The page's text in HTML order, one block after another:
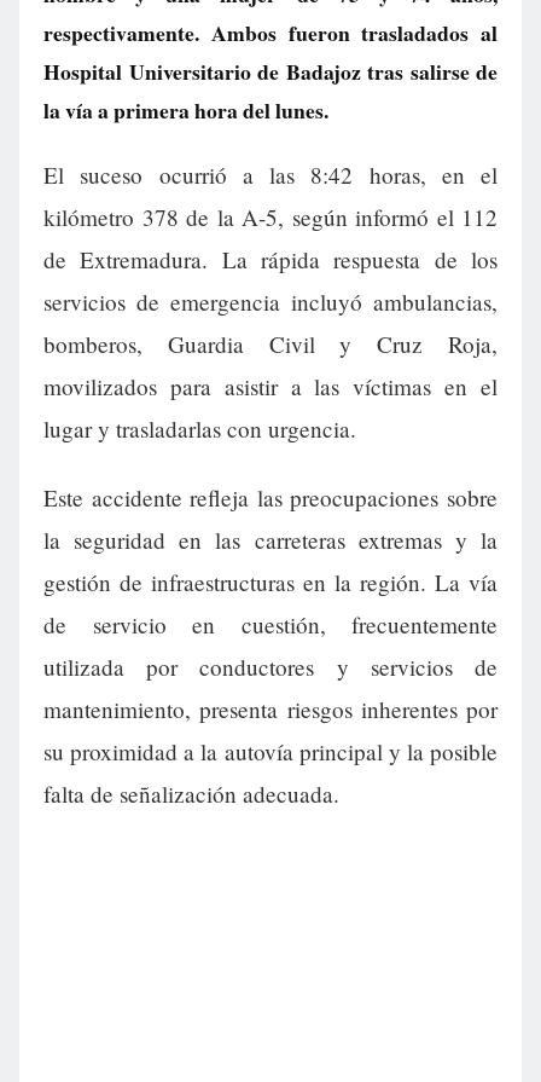
respectivamente. Ambos fueron trasladados al
Hospital Universitario de Badajoz tras salirse de
la vía a primera hora del lunes.
El suceso ocurrió a las 8:42 horas, en el
kilómetro 378 de la A-5, según informó el 112
de Extremadura. La rápida respuesta de los
servicios de emergencia incluyó ambulancias,
bomberos, Guardia Civil y Cruz Roja,
movilizados para asistir a las víctimas en el
lugar y trasladarlas con urgencia.
Este accidente refleja las preocupaciones sobre
la seguridad en las carreteras extremas y la
gestión de infraestructuras en la región. La vía
de servicio en cuestión, frecuentemente
utilizada por conductores y servicios de
mantenimiento, presenta riesgos inherentes por
su proximidad a la autovía principal y la posible
falta de señalización adecuada.